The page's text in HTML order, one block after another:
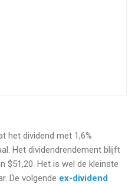
het dividend met 1,6%
Het dividendrendement blijft
$51,20. Het is wel de kleinste
De volgende ex-dividend